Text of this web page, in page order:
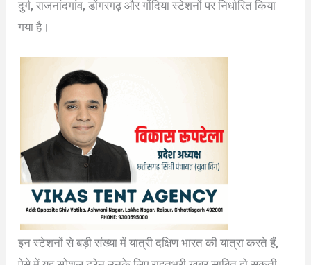
दुर्ग, राजनांदगांव, डोंगरगढ़ और गोंदिया स्टेशनों पर निर्धारित किया
गया है।
इन स्टेशनों से बड़ी संख्या में यात्री दक्षिण भारत की यात्रा करते हैं,